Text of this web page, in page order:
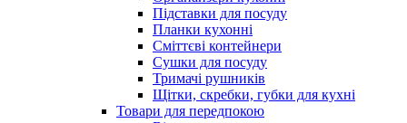
Підставки для посуду
Планки кухонні
Сміттєві контейнери
Сушки для посуду
Тримачі рушників
Щітки, скребки, губки для кухні
Товари для передпокою